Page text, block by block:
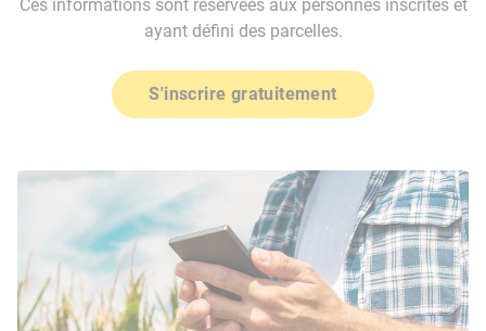
Ces informations sont réservées aux personnes inscrites et
ayant défini des parcelles.
S'inscrire gratuitement